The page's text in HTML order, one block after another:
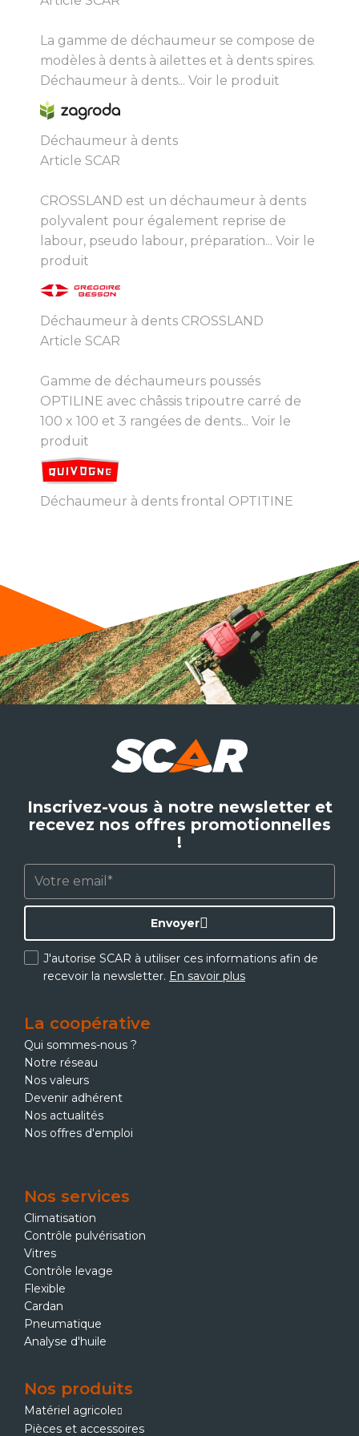
La gamme de déchaumeur se compose de
modèles à dents à ailettes et à dents spires.
Déchaumeur à dents... Voir le produit
Déchaumeur à dents
Article SCAR
CROSSLAND est un déchaumeur à dents
polyvalent pour également reprise de
labour, pseudo labour, préparation... Voir le
produit
Déchaumeur à dents CROSSLAND
Article SCAR
Gamme de déchaumeurs poussés
OPTILINE avec châssis tripoutre carré de
100 x 100 et 3 rangées de dents... Voir le
produit
Déchaumeur à dents frontal OPTITINE
Inscrivez-vous à notre newsletter et
recevez nos offres promotionnelles
!
J'autorise SCAR à utiliser ces informations afin de
recevoir la newsletter. En savoir plus
Envoyer
La coopérative
Qui sommes-nous ?
Notre réseau
Nos valeurs
Devenir adhérent
Nos actualités
Nos offres d'emploi
Nos services
Climatisation
Contrôle pulvérisation
Vitres
Contrôle levage
Flexible
Cardan
Pneumatique
Analyse d'huile
Nos produits
Matériel agricole
Pièces et accessoires